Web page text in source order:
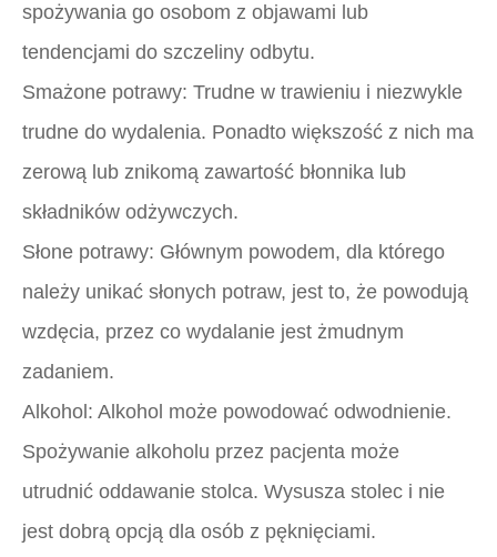
spożywania go osobom z objawami lub
tendencjami do szczeliny odbytu.
Smażone potrawy: Trudne w trawieniu i niezwykle
trudne do wydalenia. Ponadto większość z nich ma
zerową lub znikomą zawartość błonnika lub
składników odżywczych.
Słone potrawy: Głównym powodem, dla którego
należy unikać słonych potraw, jest to, że powodują
wzdęcia, przez co wydalanie jest żmudnym
zadaniem.
Alkohol: Alkohol może powodować odwodnienie.
Spożywanie alkoholu przez pacjenta może
utrudnić oddawanie stolca. Wysusza stolec i nie
jest dobrą opcją dla osób z pęknięciami.